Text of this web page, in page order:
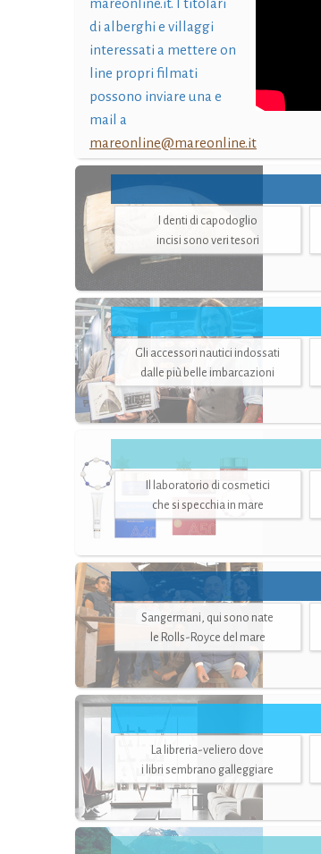
di alberghi e villaggi
interessati a mettere on
line propri filmati
possono inviare una e
mail a
mareonline@mareonline.it
I denti di capodoglio
incisi sono veri tesori
Gli accessori nautici indossati
dalle più belle imbarcazioni
Il laboratorio di cosmetici
che si specchia in mare
Sangermani, qui sono nate
le Rolls-Royce del mare
La libreria-veliero dove
i libri sembrano galleggiare